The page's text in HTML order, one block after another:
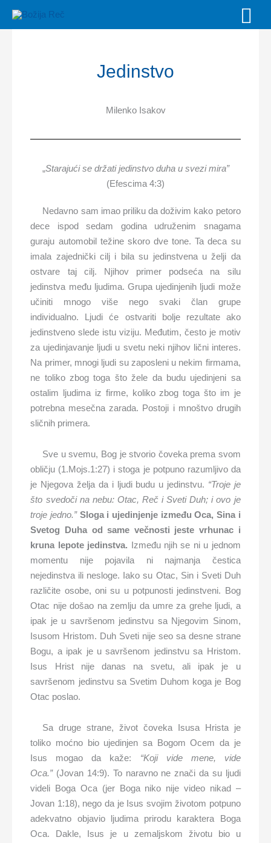
Jedinstvo
Milenko Isakov
„Starajući se držati jedinstvo duha u svezi mira”
(Efescima 4:3)
Nedavno sam imao priliku da doživim kako petoro
dece ispod sedam godina udruženim snagama
guraju automobil težine skoro dve tone. Ta deca su
imala zajednički cilj i bila su jedinstvena u želji da
ostvare taj cilj. Njihov primer podseća na silu
jedinstva među ljudima. Grupa ujedinjenih ljudi može
učiniti mnogo više nego svaki član grupe
individualno. Ljudi će ostvariti bolje rezultate ako
jedinstveno slede istu viziju. Međutim, često je motiv
za ujedinjavanje ljudi u svetu neki njihov lični interes.
Na primer, mnogi ljudi su zaposleni u nekim firmama,
ne toliko zbog toga što žele da budu ujedinjeni sa
ostalim ljudima iz firme, koliko zbog toga što im je
potrebna mesečna zarada. Postoji i mnoštvo drugih
sličnih primera.
Sve u svemu, Bog je stvorio čoveka prema svom
obličju (1.Mojs.1:27) i stoga je potpuno razumljivo da
je Njegova želja da i ljudi budu u jedinstvu. “Troje je
što svedoči na nebu: Otac, Reč i Sveti Duh; i ovo je
troje jedno.” Sloga i ujedinjenje između Oca, Sina i
Svetog Duha od same večnosti jeste vrhunac i
kruna lepote jedinstva. Između njih se ni u jednom
momentu nije pojavila ni najmanja čestica
nejedinstva ili nesloge. Iako su Otac, Sin i Sveti Duh
različite osobe, oni su u potpunosti jedinstveni. Bog
Otac nije došao na zemlju da umre za grehe ljudi, a
ipak je u savršenom jedinstvu sa Njegovim Sinom,
Isusom Hristom. Duh Sveti nije seo sa desne strane
Bogu, a ipak je u savršenom jedinstvu sa Hristom.
Isus Hrist nije danas na svetu, ali ipak je u
savršenom jedinstvu sa Svetim Duhom koga je Bog
Otac poslao.
Sa druge strane, život čoveka Isusa Hrista je
toliko moćno bio ujedinjen sa Bogom Ocem da je
Isus mogao da kaže: “Koji vide mene, vide
Oca.”(Jovan 14:9). To naravno ne znači da su ljudi
videli Boga Oca (jer Boga niko nije video nikad –
Jovan 1:18), nego da je Isus svojim životom potpuno
adekvatno objavio ljudima prirodu karaktera Boga
Oca. Dakle, Isus je u zemaljskom životu bio u